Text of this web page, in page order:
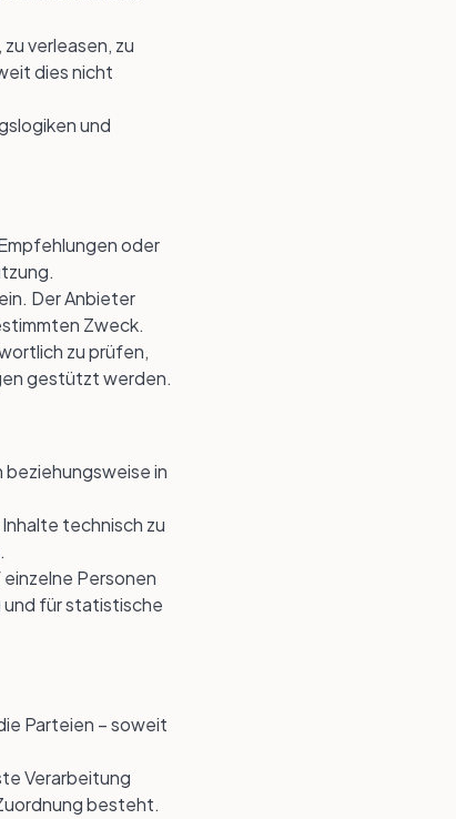
verleasen, zu
dies nicht
und
oder
Der Anbieter
Zweck.
zu prüfen,
gestützt werden.
in
technisch zu
Personen
und für statistische
Parteien – soweit
Verarbeitung
besteht.